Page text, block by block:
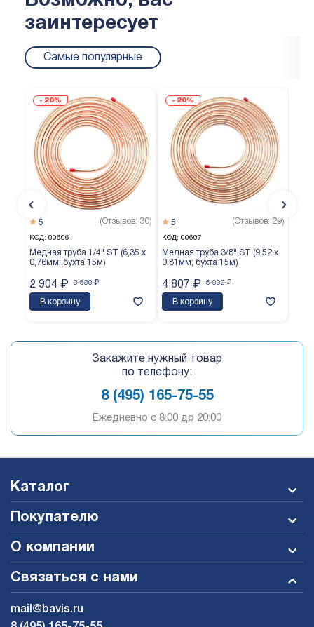
заинтересует
Самые популярные
20%
КОД: 00606
Медная труба 1/4" ST (6,35 х
0,76мм; бухта 15м)
(Отзывов: 30)
5
3 630 ₽
2 904 ₽
В корзину
20%
КОД: 00607
Медная труба 3/8" ST (9,52 х
0,81мм; бухта 15м)
(Отзывов: 29)
5
6 009 ₽
4 807 ₽
В корзину
Закажите нужный товар
по телефону:
8 (495) 165-75-55
Ежедневно c 8:00 до 20:00
Каталог
Покупателю
О компании
Связаться с нами
mail@bavis.ru